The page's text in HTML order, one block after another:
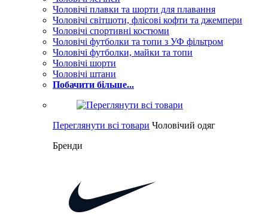
Чоловічі плавки та шорти для плавання
Чоловічі світшоти, флісові кофти та джемпери
Чоловічі спортивні костюми
Чоловічі футболки та топи з УФ фільтром
Чоловічі футболки, майки та топи
Чоловічі шорти
Чоловічі штани
Побачити більше...
Переглянути всі товари Чоловічий одяг
Бренди